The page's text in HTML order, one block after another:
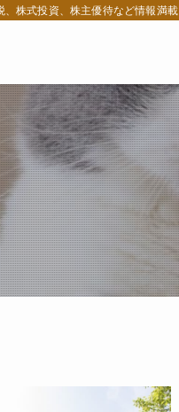
株式投資、株主優待など情報満載